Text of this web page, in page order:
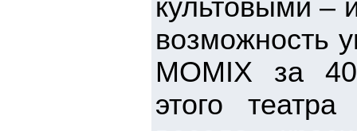
культовыми –
возможность
MOMIX за
этого